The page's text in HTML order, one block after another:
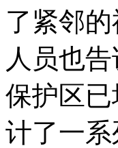
了紧邻
人员也
保护区
计了一